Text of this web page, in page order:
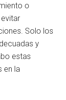
o
Solo los
y
estas
en la